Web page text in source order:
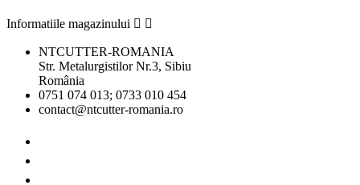
Informatiile magazinului  
NTCUTTER-ROMANIA
Str. Metalurgistilor Nr.3, Sibiu
România
0751 074 013; 0733 010 454
contact@ntcutter-romania.ro